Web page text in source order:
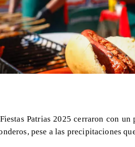
Patrias 2025 cerraron con
pese a las precipitaciones